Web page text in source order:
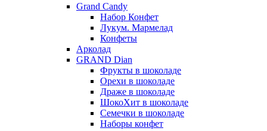
Grand Candy
Набор Конфет
Лукум. Мармелад
Конфеты
Арколад
GRAND Dian
Фрукты в шоколаде
Орехи в шоколаде
Драже в шоколаде
ШокоХит в шоколаде
Семечки в шоколаде
Наборы конфет